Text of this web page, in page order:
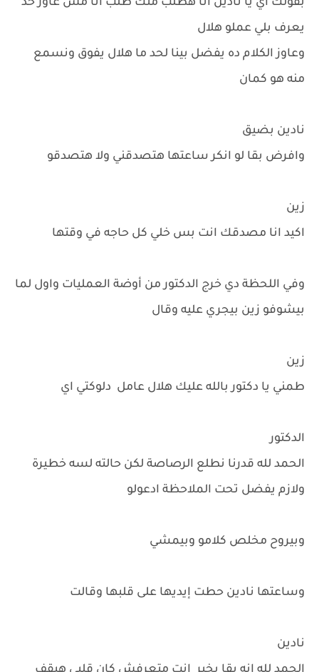
بقولك اي يا نادين انا هطلب منك طلب انا مش عاوز حد
يعرف بلي عملو هلال
وعاوز الكلام ده يفضل بينا لحد ما هلال يفوق ونسمع
منه هو كمان
نادين بضيق
وافرض بقا لو انكر ساعتها هتصدقني ولا هتصدقو
زين
اكيد انا مصدقك انت بس خلي كل حاجه في وقتها
وفي اللحظة دي خرج الدكتور من أوضة العمليات واول لما
بيشوفو زين بيجري عليه وقال
زين
طمني يا دكتور بالله عليك هلال عامل دلوكتي اي
الدكتور
الحمد لله قدرنا نطلع الرصاصة لكن حالته لسه خطيرة
ولازم يفضل تحت الملاحظة ادعولو
وبيروح مخلص كلامو وبيمشي
وساعتها نادين حطت إيديها على قلبها وقالت
نادين